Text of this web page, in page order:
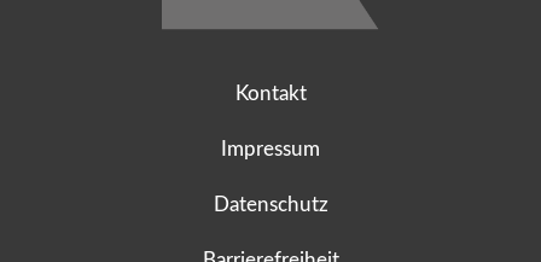
Kontakt
Impressum
Datenschutz